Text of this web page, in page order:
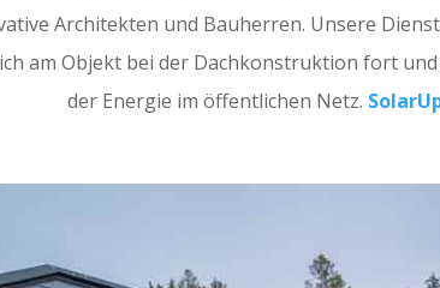
Architekten und Bauherren. Unsere
am Objekt bei der Dachkonstruktion fort
der Energie im öffentlichen Netz.